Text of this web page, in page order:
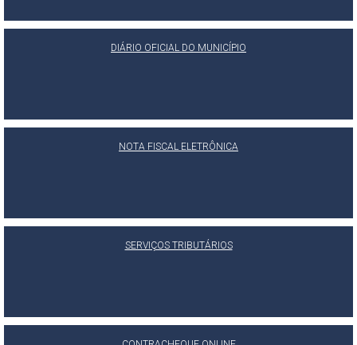
DIÁRIO OFICIAL DO MUNICÍPIO
NOTA FISCAL ELETRÔNICA
SERVIÇOS TRIBUTÁRIOS